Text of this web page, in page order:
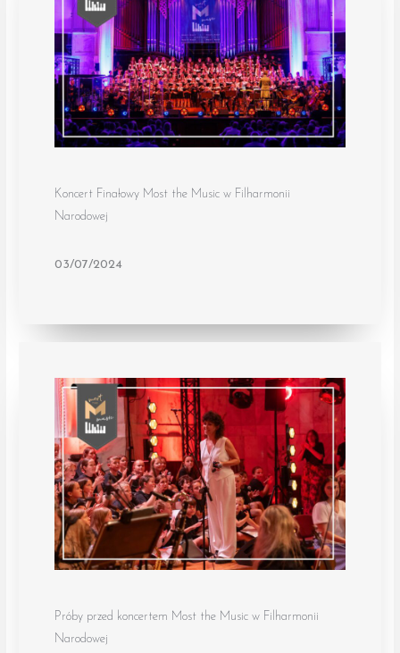
Koncert Finałowy Most the Music w Filharmonii
Narodowej
03/07/2024
Próby przed koncertem Most the Music w Filharmonii
Narodowej